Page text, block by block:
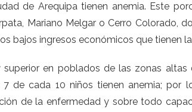
de Arequipa tienen anemia. Este
Mariano Melgar o Cerro Colorado,
bajos ingresos económicos que tienen
superior en poblados de las zonas altas
de cada 10 niños tienen anemia; por
de la enfermedad y sobre todo